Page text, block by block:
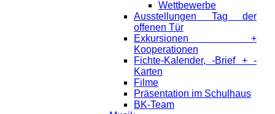
Wettbewerbe
Ausstellungen Tag der
offenen Tür
Exkursionen +
Kooperationen
Fichte-Kalender, -Brief + -
Karten
Filme
Präsentation im Schulhaus
BK-Team